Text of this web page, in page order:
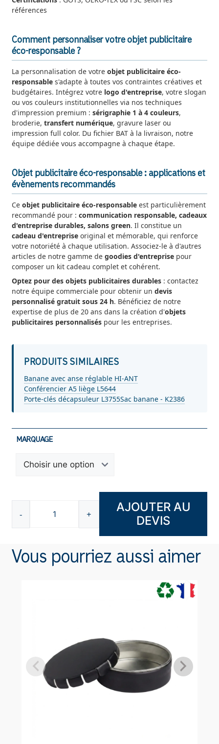
références
Comment personnaliser votre objet publicitaire
éco-responsable ?
La personnalisation de votre objet publicitaire éco-
responsable s'adapte à toutes vos contraintes créatives et
budgétaires. Intégrez votre logo d'entreprise, votre slogan
ou vos couleurs institutionnelles via nos techniques
d'impression premium : sérigraphie 1 à 4 couleurs,
broderie, transfert numérique, gravure laser ou
impression full color. Du fichier BAT à la livraison, notre
équipe dédiée vous accompagne à chaque étape.
Objet publicitaire éco-responsable : applications et
évènements recommandés
Ce objet publicitaire éco-responsable est particulièrement
recommandé pour : communication responsable, cadeaux
d'entreprise durables, salons green. Il constitue un
cadeau d'entreprise original et mémorable, qui renforce
votre notoriété à chaque utilisation. Associez-le à d'autres
articles de notre gamme de goodies d'entreprise pour
composer un kit cadeau complet et cohérent.
Optez pour des objets publicitaires durables : contactez
notre équipe commerciale pour obtenir un devis
personnalisé gratuit sous 24 h. Bénéficiez de notre
expertise de plus de 20 ans dans la création d'objets
publicitaires personnalisés pour les entreprises.
PRODUITS SIMILAIRES
Banane avec anse réglable HI-ANT
Conférencier A5 liège L5644
Porte-clés décapsuleur L3755Sac banane - K2386
MARQUAGE
-
quantité
de
notes
+
AJOUTER AU
DEVIS
Vous pourriez aussi aimer